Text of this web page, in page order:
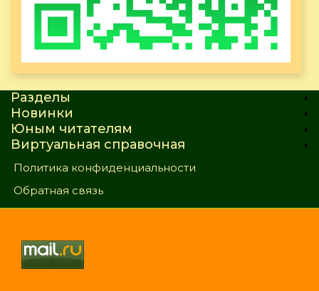
Разделы
Новинки
Юным читателям
Виртуальная справочная
Политика конфиденциальности
Обратная связь